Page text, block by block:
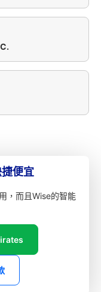
便宜
，而且Wise的智能